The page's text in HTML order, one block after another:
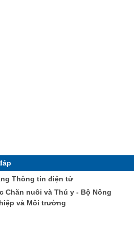
Thông tin điện tử
Chăn nuôi và Thú y - Bộ Nông
và Môi trường